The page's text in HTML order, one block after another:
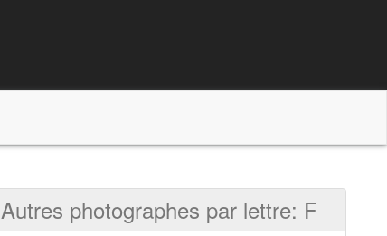
Autres photographes par lettre: F